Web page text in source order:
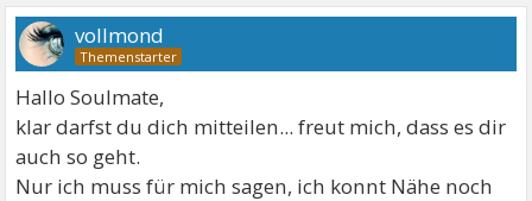
vollmond
Hallo Soulmate,
klar darfst du dich mitteilen... freut mich, dass es dir
auch so geht.
Nur ich muss für mich sagen, ich konnt Nähe noch